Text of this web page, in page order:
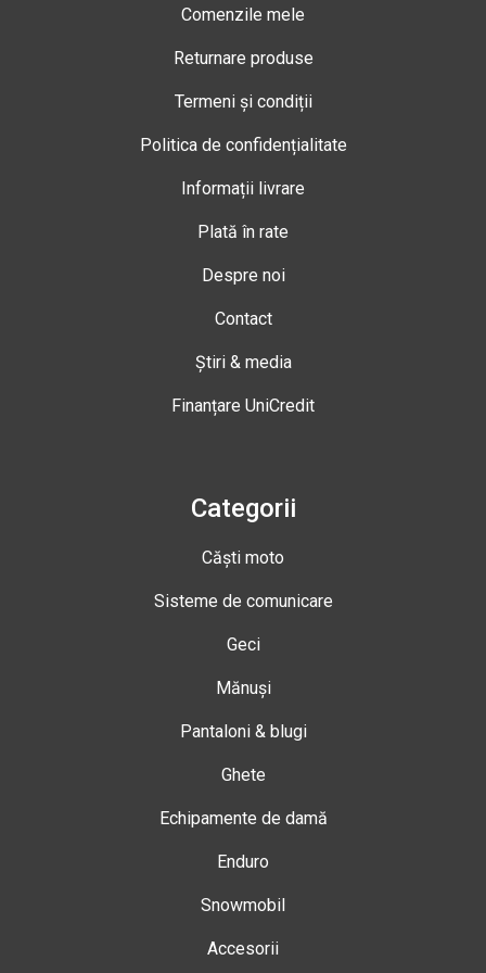
Comenzile mele
Returnare produse
Termeni și condiții
Politica de confidențialitate
Informații livrare
Plată în rate
Despre noi
Contact
Știri & media
Finanțare UniCredit
Categorii
Căști moto
Sisteme de comunicare
Geci
Mănuși
Pantaloni & blugi
Ghete
Echipamente de damă
Enduro
Snowmobil
Accesorii